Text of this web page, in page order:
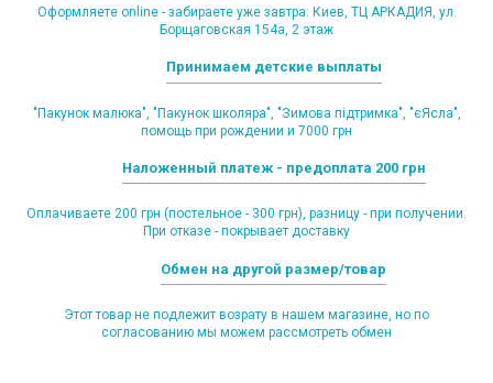
Оформляете online - забираете уже завтра: Киев, ТЦ АРКАДИЯ, ул.
Борщаговская 154а, 2 этаж
Принимаем детские выплаты
"Пакунок малюка", "Пакунок школяра", "Зимова підтримка", "єЯсла",
помощь при рождении и 7000 грн
Наложенный платеж - предоплата 200 грн
Оплачиваете 200 грн (постельное - 300 грн), разницу - при получении.
При отказе - покрывает доставку
Обмен на другой размер/товар
Этот товар не подлежит возрату в нашем магазине, но по
согласованию мы можем рассмотреть обмен